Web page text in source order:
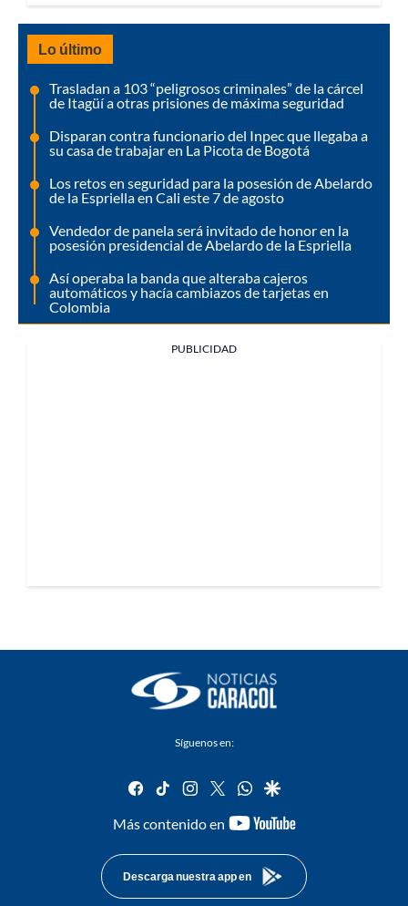
Lo último
Trasladan a 103 “peligrosos criminales” de la cárcel
de Itagüí a otras prisiones de máxima seguridad
Disparan contra funcionario del Inpec que llegaba a
su casa de trabajar en La Picota de Bogotá
Los retos en seguridad para la posesión de Abelardo
de la Espriella en Cali este 7 de agosto
Vendedor de panela será invitado de honor en la
posesión presidencial de Abelardo de la Espriella
Así operaba la banda que alteraba cajeros
automáticos y hacía cambiazos de tarjetas en
Colombia
PUBLICIDAD
Síguenos en:
facebook
tiktok instagram
twitterwhatsapp
google
Más contenido en
youtube-
Descarga nuestra app en